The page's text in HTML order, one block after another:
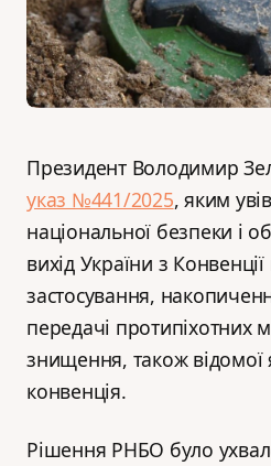
Президент Володимир
указ №441/2025, яким
національної безпеки і
вихід України з
застосування,
передачі протипіхотних
знищення, також відомої
конвенція.
Рішення РНБО було